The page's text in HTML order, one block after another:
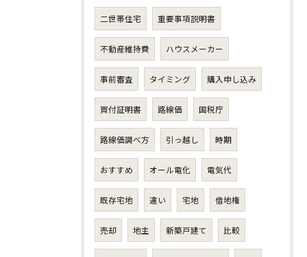
二世帯住宅 重要事項説明書
不動産維持費 ハウスメーカー
事前審査 タイミング 購入申し込み
買付証明書 路線価 国税庁
路線価調べ方 引っ越し 時期
おすすめ オール電化 電気代
既存宅地 違い 宅地 借地権
売却 地主 新築戸建て 比較